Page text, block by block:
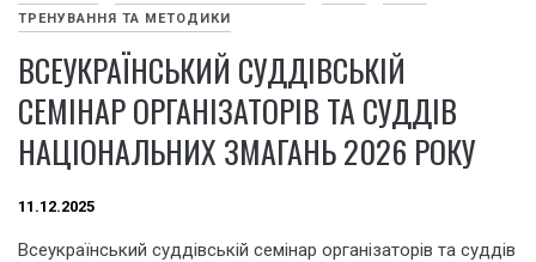
ТРЕНУВАННЯ ТА МЕТОДИКИ
ВСЕУКРАЇНСЬКИЙ СУДДІВСЬКІЙ
СЕМІНАР ОРГАНІЗАТОРІВ ТА СУДДІВ
НАЦІОНАЛЬНИХ ЗМАГАНЬ 2026 РОКУ
11.12.2025
Всеукраїнський суддівській семінар організаторів та суддів